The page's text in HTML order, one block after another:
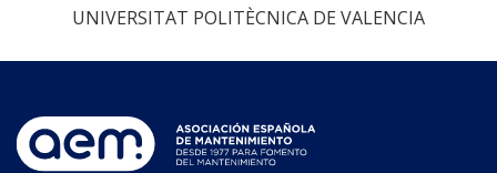
UNIVERSITAT POLITÈCNICA DE VALENCIA